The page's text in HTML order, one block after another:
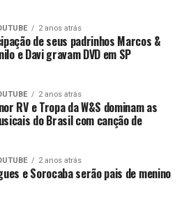
2 anos atrás
de seus padrinhos Marcos &
e Davi gravam DVD em SP
2 anos atrás
RV e Tropa da W&S dominam as
do Brasil com canção de
2 anos atrás
e Sorocaba serão pais de menino